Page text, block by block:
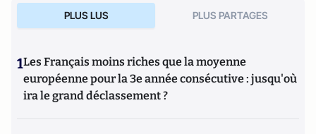
PLUS LUS PLUS PARTAGES
1Les Français moins riches que la moyenne
européenne pour la 3e année consécutive : jusqu'où
ira le grand déclassement ?